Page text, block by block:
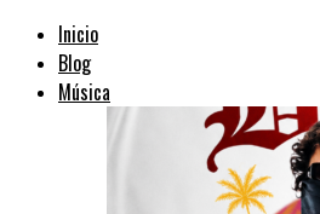
Inicio
Blog
Música